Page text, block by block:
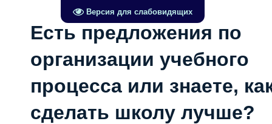
Версия для слабовидящих
Есть предложения по
организации учебного
процесса или знаете,
сделать школу лучше?